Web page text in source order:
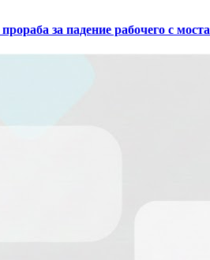
за падение рабочего с моста